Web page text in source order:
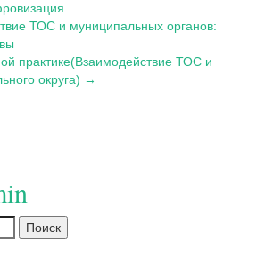
ТОС и муниципальных органов:
практике(Взаимодействие ТОС и
округа) →